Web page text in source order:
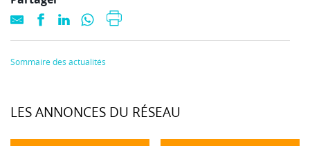
Sommaire des actualités
LES ANNONCES DU RÉSEAU